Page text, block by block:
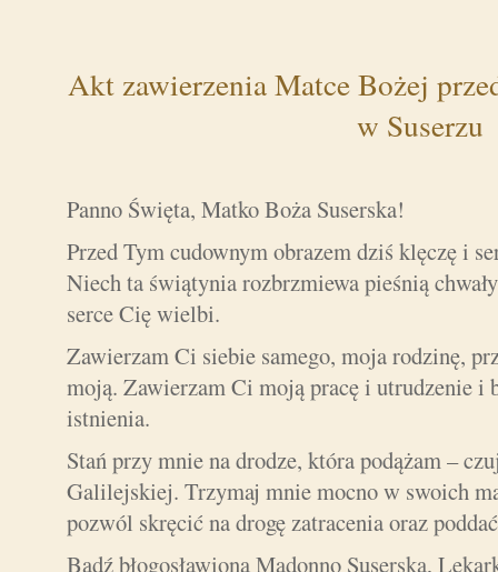
Akt zawierzenia Matce Bożej
w Suserzu
Panno Święta, Matko Boża Suserska!
Przed Tym cudownym obrazem dziś klęczę i
Niech ta świątynia rozbrzmiewa pieśnią
serce Cię wielbi.
Zawierzam Ci siebie samego, moja rodzinę,
moją. Zawierzam Ci moją pracę i utrudzenie i
istnienia.
Stań przy mnie na drodze, która podążam –
Galilejskiej. Trzymaj mnie mocno w swoich
pozwól skręcić na drogę zatracenia oraz
Bądź błogosławiona Madonno Suserska,